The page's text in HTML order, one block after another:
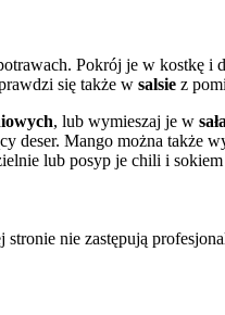
Pokrój je w kostkę i
się także w salsie z
, lub wymieszaj je w
deser. Mango można także
lub posyp je chili i
nie zastępują